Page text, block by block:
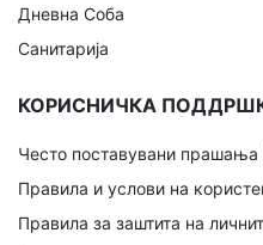
Дневна Соба
Санитарија
КОРИСНИЧКА
Често поставувани
Правила и услови на
Правила за заштита на